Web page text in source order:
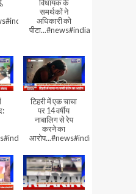
विधायक के
समर्थकों ने
अधिकारी को
पीटा...#news#india#video#viral
टिहरी में एक चाचा
पर 14 वर्षीय
नाबालिग से रेप
करने का
आरोप...#news#india#video